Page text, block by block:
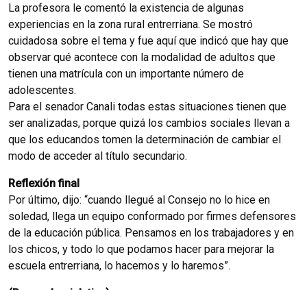
La profesora le comentó la existencia de algunas
experiencias en la zona rural entrerriana. Se mostró
cuidadosa sobre el tema y fue aquí que indicó que hay que
observar qué acontece con la modalidad de adultos que
tienen una matrícula con un importante número de
adolescentes.
Para el senador Canali todas estas situaciones tienen que
ser analizadas, porque quizá los cambios sociales llevan a
que los educandos tomen la determinación de cambiar el
modo de acceder al título secundario.
Reflexión final
Por último, dijo: “cuando llegué al Consejo no lo hice en
soledad, llega un equipo conformado por firmes defensores
de la educación pública. Pensamos en los trabajadores y en
los chicos, y todo lo que podamos hacer para mejorar la
escuela entrerriana, lo hacemos y lo haremos”.